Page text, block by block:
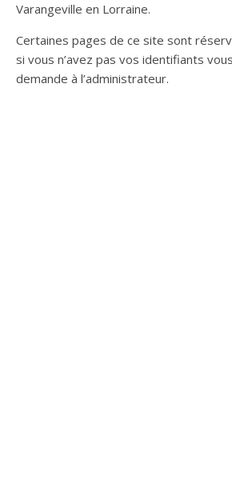
Varangeville en Lorraine.
Certaines pages de ce site sont
si vous n’avez pas vos identifiants
demande à l’administrateur.